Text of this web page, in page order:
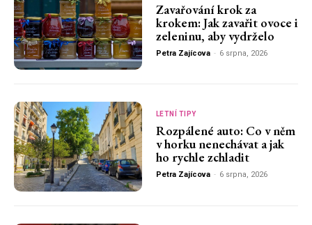
Zavařování krok za
krokem: Jak zavařit ovoce i
zeleninu, aby vydrželo
Petra Zajícova - 6 srpna, 2026
LETNÍ TIPY
Rozpálené auto: Co v něm
v horku nenechávat a jak
ho rychle zchladit
Petra Zajícova - 6 srpna, 2026